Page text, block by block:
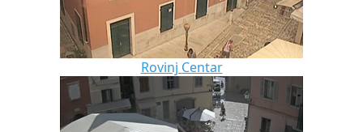
Rovinj Centar